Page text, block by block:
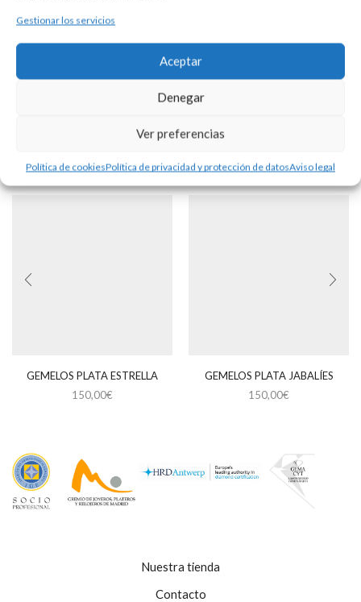
Gestionar los servicios
Aceptar
Denegar
Ver preferencias
Política de cookiesPolítica de privacidad y protección de datosAviso legal
Gemelos realizados en plata, con 2 nudos de doble cabo
Productos Relacionados
GEMELOS PLATA ESTRELLA
150,00€
GEMELOS PLATA JABALÍES
150,00€
Nuestra tienda
Contacto